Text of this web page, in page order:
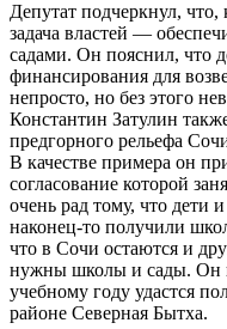
Депутат подчеркнул,
задача властей —
садами. Он пояснил, что
финансирования для
непросто, но без этого
Константин Затулин
предгорного рельефа
В качестве примера он
согласование которой
очень рад тому, что дети
наконец-то получили
что в Сочи остаются и
нужны школы и сады. Он
учебному году удастся
районе Северная Бытха.